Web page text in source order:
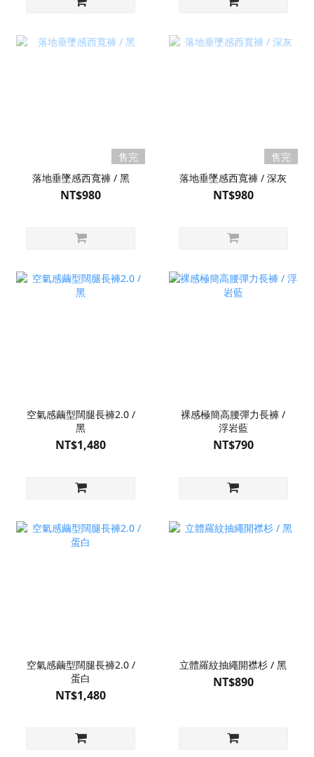
售完
落地垂墜感西寬褲 / 黑
NT$980
售完
落地垂墜感西寬褲 / 深灰
NT$980
空氣感繭型闊腿長褲2.0 /
黑
NT$1,480
裸感極簡高腰彈力長褲 /
浮岩藍
NT$790
空氣感繭型闊腿長褲2.0 /
蛋白
NT$1,480
立體羅紋抽繩開襟杉 / 黑
NT$890